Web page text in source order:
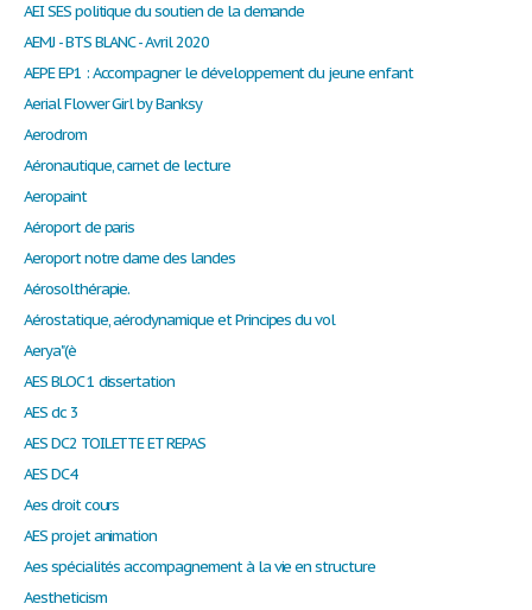
AEI SES politique du soutien de la demande
AEMJ - BTS BLANC - Avril 2020
AEPE EP1 : Accompagner le développement du jeune enfant
Aerial Flower Girl by Banksy
Aerodrom
Aéronautique, carnet de lecture
Aeropaint
Aéroport de paris
Aeroport notre dame des landes
Aérosolthérapie.
Aérostatique, aérodynamique et Principes du vol
Aerya"(è
AES BLOC 1 dissertation
AES dc 3
AES DC2 TOILETTE ET REPAS
AES DC4
Aes droit cours
AES projet animation
Aes spécialités accompagnement à la vie en structure
Aestheticism